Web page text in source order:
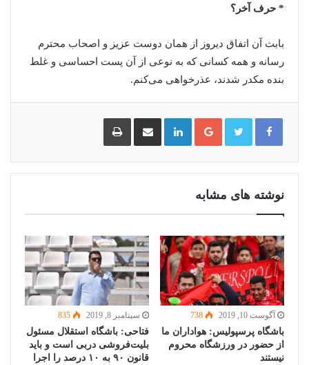
* حرف آخر؟
بابت آن اتفاق دیروز از همان دوست عزیز و اصحاب محترم
رسانه و همه کسانی که به نوعی از آن پست احساسی و غلط
بنده مکدر شدند، عذرخواهی می‌کنم.
گوگل
پلاس
لینکدین اشتراک
گذاری
ایمیل
چاپ
نوشته های مشابه
آگوست 10, 2019 738
باشگاه پرسپولیس: هواداران ما
از حضور در ورزشگاه محروم
نیستند
سپتامبر 8, 2019 835
فتاحی: باشگاه استقلال مسئول
بلیت‌‌فروشی دربی است و باید
قانون ۹۰ به ۱۰ درصد را اجرا